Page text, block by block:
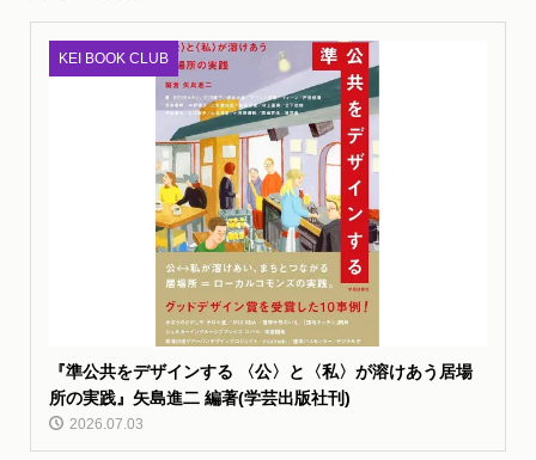
KEI BOOK CLUB
『準公共をデザインする 〈公〉と〈私〉が溶けあう居場
所の実践』矢島進二 編著(学芸出版社刊)
2026.07.03